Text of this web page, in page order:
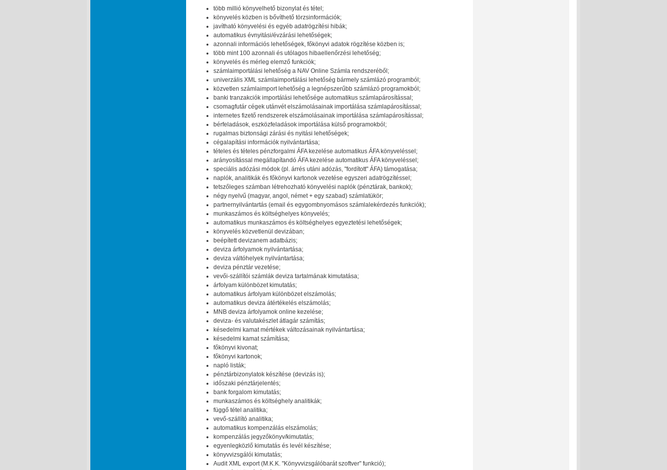
több millió könyvelhető bizonylat és tétel;
könyvelés közben is bővíthető törzsinformációk;
javítható könyvelési és egyéb adatrögzítési hibák;
automatikus évnyitási/évzárási lehetőségek;
azonnali információs lehetőségek, főkönyvi adatok rögzítése közben is;
több mint 100 azonnali és utólagos hibaellenőrzési lehetőség;
könyvelés és mérleg elemző funkciók;
számlaimportálási lehetőség a NAV Online Számla rendszeréből;
univerzális XML számlaimportálási lehetőség bármely számlázó programból;
közvetlen számlaimport lehetőség a legnépszerűbb számlázó programokból;
banki tranzakciók importálási lehetősége automatikus számlapárosítással;
csomagfutár cégek utánvét elszámolásainak importálása számlapárosítással;
internetes fizető rendszerek elszámolásainak importálása számlapárosítással;
bérfeladások, eszközfeladások importálása külső programokból;
rugalmas biztonsági zárási és nyitási lehetőségek;
cégalapítási információk nyilvántartása;
tételes és tételes pénzforgalmi ÁFA kezelése automatikus ÁFA könyveléssel;
arányosítással megállapítandó ÁFA kezelése automatikus ÁFA könyveléssel;
speciális adózási módok (pl. árrés utáni adózás, "fordított" ÁFA) támogatása;
naplók, analitikák és főkönyvi kartonok vezetése egyszeri adatrögzítéssel;
tetszőleges számban létrehozható könyvelési naplók (pénztárak, bankok);
négy nyelvű (magyar, angol, német + egy szabad) számlatükör;
partnernyilvántartás (email és egygombnyomásos számlalekérdezés funkciók);
munkaszámos és költséghelyes könyvelés;
automatikus munkaszámos és költséghelyes egyeztetési lehetőségek;
könyvelés közvetlenül devizában;
beépített devizanem adatbázis;
deviza árfolyamok nyilvántartása;
deviza váltóhelyek nyilvántartása;
deviza pénztár vezetése;
vevői-szállítói számlák deviza tartalmának kimutatása;
árfolyam különbözet kimutatás;
automatikus árfolyam különbözet elszámolás;
automatikus deviza átértékelés elszámolás;
MNB deviza árfolyamok online kezelése;
deviza- és valutakészlet átlagár számítás;
késedelmi kamat mértékek változásainak nyilvántartása;
késedelmi kamat számítása;
főkönyvi kivonat;
főkönyvi kartonok;
napló listák;
pénztárbizonylatok készítése (devizás is);
időszaki pénztárjelentés;
bank forgalom kimutatás;
munkaszámos és költséghely analitikák;
függő tétel analitika;
vevő-szállító analitika;
automatikus kompenzálás elszámolás;
kompenzálás jegyzőkönyv/kimutatás;
egyenlegközlő kimutatás és levél készítése;
könyvvizsgálói kimutatás;
Audit XML export (M.K.K. "Könyvvizsgálóbarát szoftver" funkció);